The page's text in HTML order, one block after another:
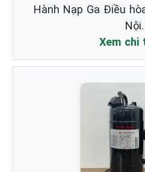
Hành Nạp Ga Điều
Nội.
Xem chi